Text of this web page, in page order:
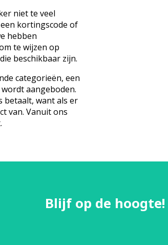
niet te veel
kortingscode of
hebben
te wijzen op
beschikbaar zijn.
categorieën, een
aangeboden.
betaalt, want als er
van. Vanuit ons
Blijf op de hoogte!